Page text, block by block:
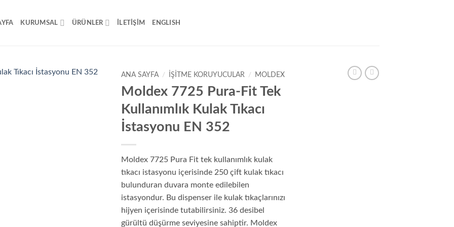
KURUMSAL ÜRÜNLER İLETİŞİM ENGLISH
ANA SAYFA / İŞITME KORUYUCULAR / MOLDEX
Moldex 7725 Pura-Fit Tek
Kullanımlık Kulak Tıkacı
İstasyonu EN 352
Moldex 7725 Pura Fit tek kullanımlık kulak
tıkacı istasyonu içerisinde 250 çift kulak tıkacı
bulunduran duvara monte edilebilen
istasyondur. Bu dispenser ile kulak tıkaçlarınızı
hijyen içerisinde tutabilirsiniz. 36 desibel
gürültü düşürme seviyesine sahiptir. Moldex